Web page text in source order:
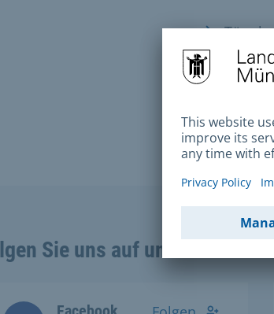
Tüm
Sie uns auf unseren Social